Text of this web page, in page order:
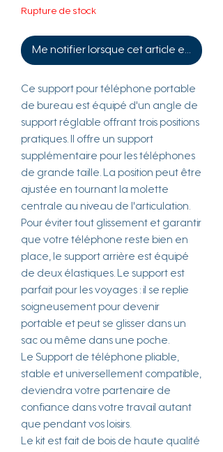
Rupture de stock
Me notifier lorsque cet article est
Ce support pour téléphone portable
de bureau est équipé d'un angle de
support réglable offrant trois positions
pratiques. Il offre un support
supplémentaire pour les téléphones
de grande taille. La position peut être
ajustée en tournant la molette
centrale au niveau de l'articulation.
Pour éviter tout glissement et garantir
que votre téléphone reste bien en
place, le support arrière est équipé
de deux élastiques. Le support est
parfait pour les voyages : il se replie
soigneusement pour devenir
portable et peut se glisser dans un
sac ou même dans une poche.
Le Support de téléphone pliable,
stable et universellement compatible,
deviendra votre partenaire de
confiance dans votre travail autant
que pendant vos loisirs.
Le kit est fait de bois de haute qualité